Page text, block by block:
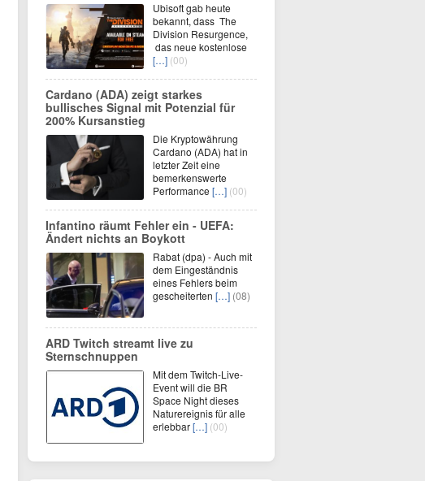
Ubisoft gab heute
bekannt, dass The
Division Resurgence,
das neue kostenlose
[…] (00)
Cardano (ADA) zeigt starkes
bullisches Signal mit Potenzial für
200% Kursanstieg
Die Kryptowährung
Cardano (ADA) hat in
letzter Zeit eine
bemerkenswerte
Performance […] (00)
Infantino räumt Fehler ein - UEFA:
Ändert nichts an Boykott
Rabat (dpa) - Auch mit
dem Eingeständnis
eines Fehlers beim
gescheiterten […] (08)
ARD Twitch streamt live zu
Sternschnuppen
Mit dem Twitch-Live-
Event will die BR
Space Night dieses
Naturereignis für alle
erlebbar[…] (00)